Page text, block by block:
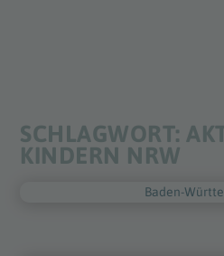
SCHLAGWORT:
KINDERN NRW
Baden-